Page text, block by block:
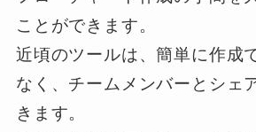
ことができます。
近頃のツールは、簡単に作成
なく、チームメンバーとシェ
きます。